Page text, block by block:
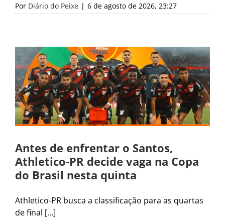
Por Diário do Peixe | 6 de agosto de 2026, 23:27
Antes de enfrentar o Santos,
Athletico-PR decide vaga na Copa
do Brasil nesta quinta
Athletico-PR busca a classificação para as quartas
de final [...]